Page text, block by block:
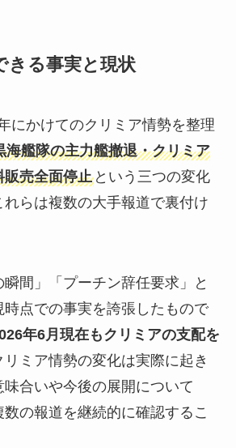
きる事実と現状
にかけてのクリミア情勢を整理
海艦隊の主力艦撤退・クリミア
販売全面停止という三つの変化
らは複数の大手報道で裏付け
間」「プーチン辞任要求」と
時点での事実を誇張したもので
年6月現在もクリミアの支配を
リミア情勢の変化は実際に起き
合いや今後の展開について
の報道を継続的に確認するこ